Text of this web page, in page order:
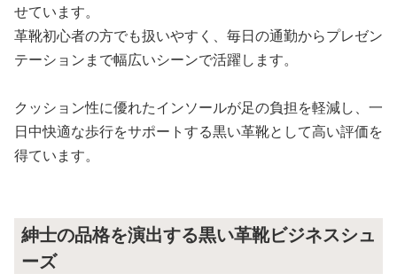
せています。
革靴初心者の方でも扱いやすく、毎日の通勤からプレゼン
テーションまで幅広いシーンで活躍します。
クッション性に優れたインソールが足の負担を軽減し、一
日中快適な歩行をサポートする黒い革靴として高い評価を
得ています。
紳士の品格を演出する黒い革靴ビジネスシュ
ーズ